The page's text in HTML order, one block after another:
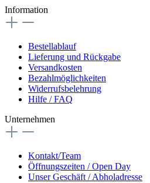
Information
Bestellablauf
Lieferung und Rückgabe
Versandkosten
Bezahlmöglichkeiten
Widerrufsbelehrung
Hilfe / FAQ
Unternehmen
Kontakt/Team
Öffnungszeiten / Open Day
Unser Geschäft / Abholadresse